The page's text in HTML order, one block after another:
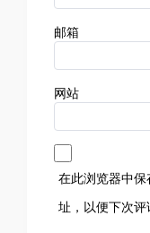
邮箱
网站
在此浏览器中
址，以便下次评